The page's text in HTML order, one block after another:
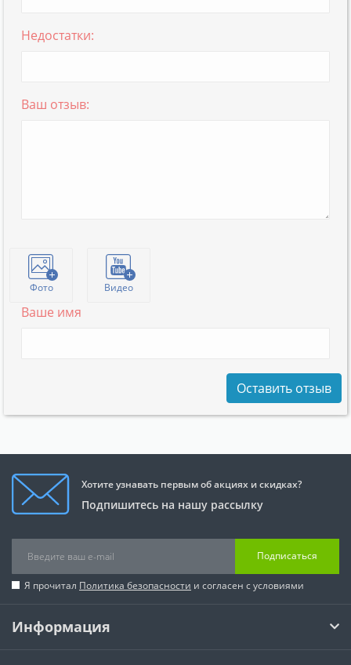
Недостатки:
Ваш отзыв:
Фото Видео
Ваше имя
Оставить отзыв
Хотите узнавать первым об акциях и скидках?
Подпишитесь на нашу рассылку
Подписаться
Я прочитал Политика безопасности и согласен с условиями
Информация